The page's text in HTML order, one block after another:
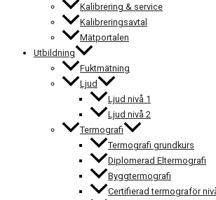
Kalibrering & service
Kalibreringsavtal
Mätportalen
Utbildning
Fuktmätning
Ljud
Ljud nivå 1
Ljud nivå 2
Termografi
Termografi grundkurs
Diplomerad Eltermografi
Byggtermografi
Certifierad termograför